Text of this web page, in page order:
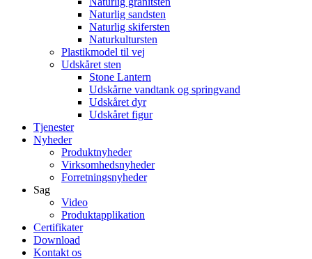
Naturlig sandsten
Naturlig skifersten
Naturkultursten
Plastikmodel til vej
Udskåret sten
Stone Lantern
Udskårne vandtank og springvand
Udskåret dyr
Udskåret figur
Tjenester
Nyheder
Produktnyheder
Virksomhedsnyheder
Forretningsnyheder
Sag
Video
Produktapplikation
Certifikater
Download
Kontakt os